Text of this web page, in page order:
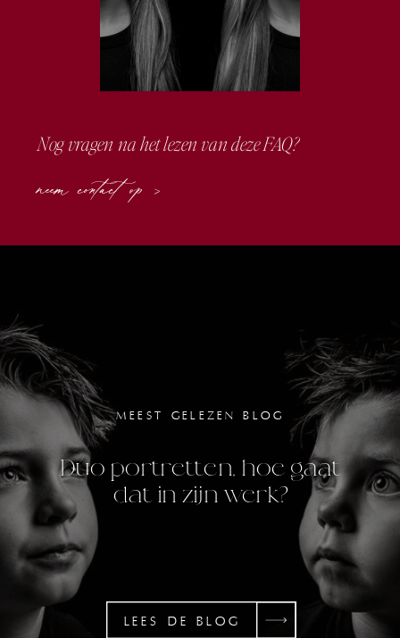
neem contact op >
Nog vragen na het lezen van deze FAQ?
LEES DE BLOG
Duo portretten, hoe gaat
dat in zijn werk?
MEEST GELEZEN BLOG